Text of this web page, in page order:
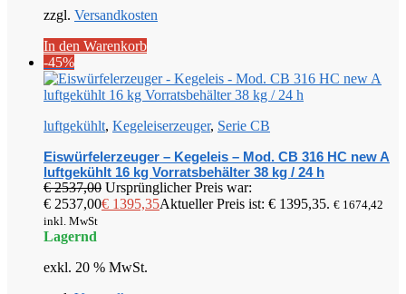
zzgl. Versandkosten
In den Warenkorb
-45%
luftgekühlt, Kegeleiserzeuger, Serie CB
Eiswürfelerzeuger – Kegeleis – Mod. CB 316 HC new A
luftgekühlt 16 kg Vorratsbehälter 38 kg / 24 h
€2537,00 Ursprünglicher Preis war:
€ 2537,00€ 1395,35Aktueller Preis ist: € 1395,35. € 1674,42
inkl. MwSt
Lagernd
exkl. 20 % MwSt.